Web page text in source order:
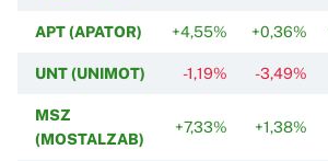
APT (APATOR) +4,55% +0,36%
UNT (UNIMOT) -1,19% -3,49%
MSZ
(MOSTALZAB)
+7,33% +1,38%